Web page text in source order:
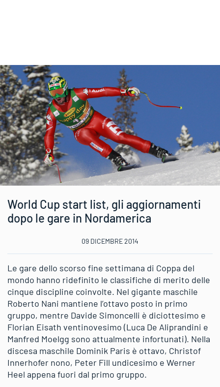
World Cup start list, gli aggiornamenti
dopo le gare in Nordamerica
09 DICEMBRE 2014
Le gare dello scorso fine settimana di Coppa del
mondo hanno ridefinito le classifiche di merito delle
cinque discipline coinvolte. Nel gigante maschile
Roberto Nani mantiene l’ottavo posto in primo
gruppo, mentre Davide Simoncelli è diciottesimo e
Florian Eisath ventinovesimo (Luca De Aliprandini e
Manfred Moelgg sono attualmente infortunati). Nella
discesa maschile Dominik Paris è ottavo, Christof
Innerhofer nono, Peter Fill undicesimo e Werner
Heel appena fuori dal primo gruppo.